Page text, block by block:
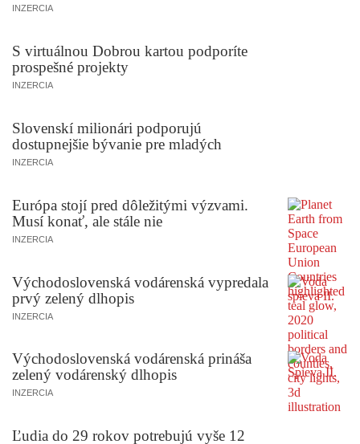
INZERCIA
S virtuálnou Dobrou kartou podporíte
prospešné projekty
INZERCIA
Slovenskí milionári podporujú
dostupnejšie bývanie pre mladých
INZERCIA
Európa stojí pred dôležitými výzvami.
Musí konať, ale stále nie
INZERCIA
Východoslovenská vodárenská vypredala
prvý zelený dlhopis
INZERCIA
Východoslovenská vodárenská prináša
zelený vodárenský dlhopis
INZERCIA
Ľudia do 29 rokov potrebujú vyše 12